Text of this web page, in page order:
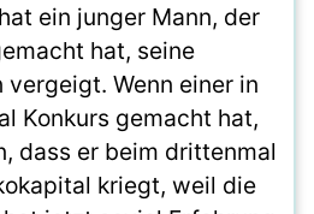
ein junger Mann, der
hat, seine
vergeigt. Wenn einer in
Konkurs gemacht hat,
dass er beim drittenmal
kriegt, weil die